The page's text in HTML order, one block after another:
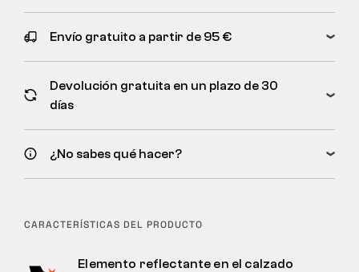
Envío gratuito a partir de 95 €
Devolución gratuita en un plazo de 30
días
¿No sabes qué hacer?
CARACTERÍSTICAS DEL PRODUCTO
Elemento reflectante en el calzado